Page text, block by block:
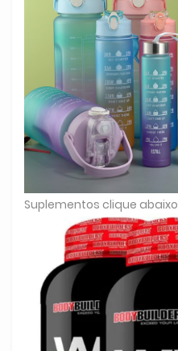
Suplementos clique abaixo